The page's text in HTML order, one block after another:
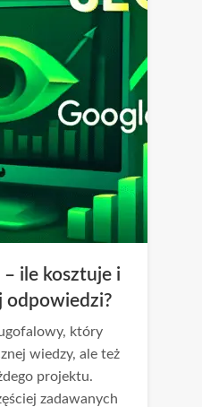
ile kosztuje i
odpowiedzi?
który
wiedzy, ale też
projektu.
zadawanych